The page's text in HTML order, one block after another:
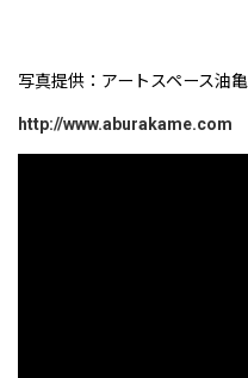
写真提供：アートスペース油亀
http://www.aburakame.com